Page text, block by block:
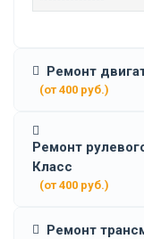
Ремонт
(от 400 руб.)
Ремонт
Класс
(от 400 руб.)
Ремонт